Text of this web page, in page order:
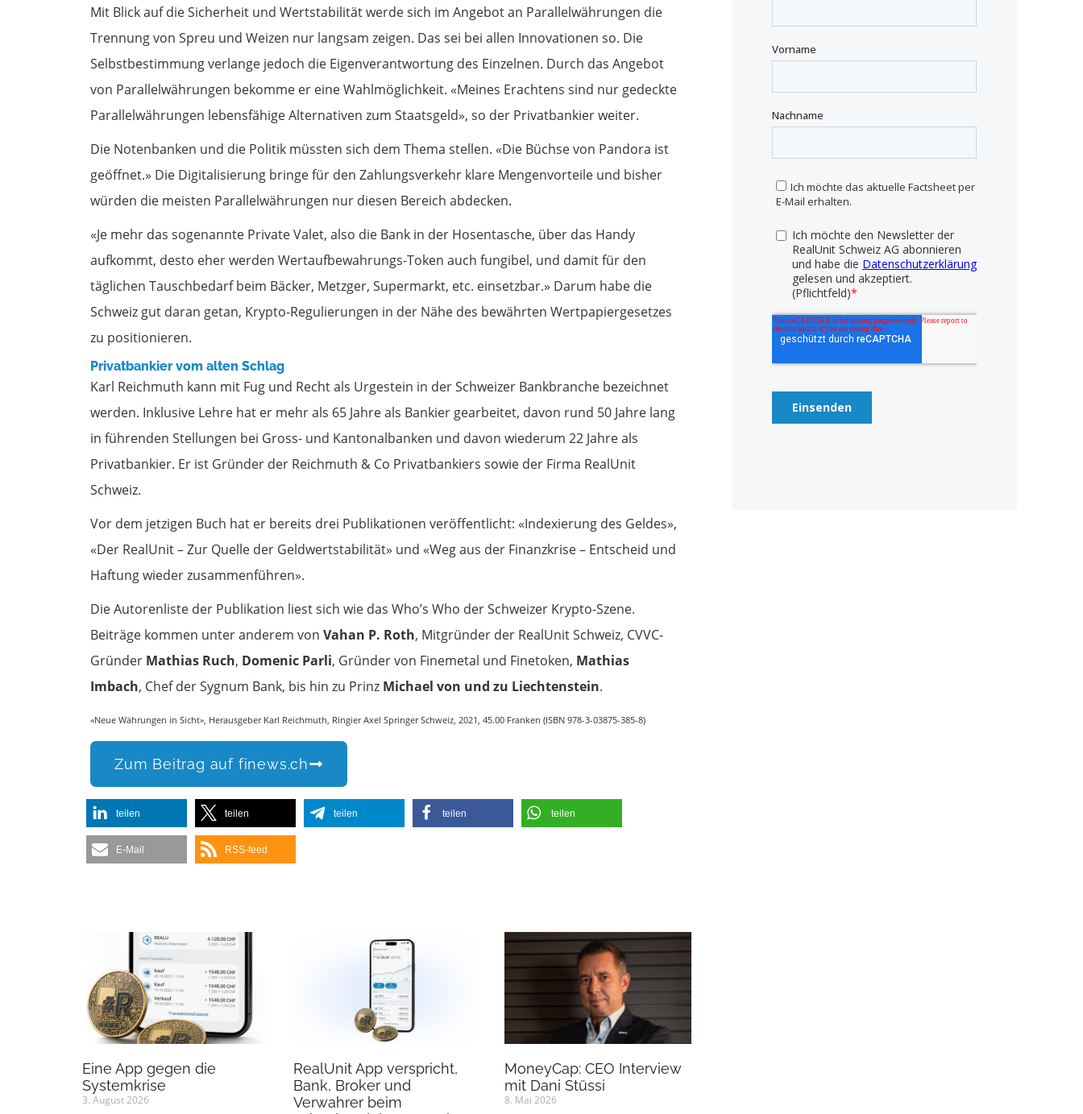
Mit Blick auf die Sicherheit und Wertstabilität werde sich im Angebot an Parallelwährungen die
Trennung von Spreu und Weizen nur langsam zeigen. Das sei bei allen Innovationen so. Die
Selbstbestimmung verlange jedoch die Eigenverantwortung des Einzelnen. Durch das Angebot
von Parallelwährungen bekomme er eine Wahlmöglichkeit. «Meines Erachtens sind nur gedeckte
Parallelwährungen lebensfähige Alternativen zum Staatsgeld», so der Privatbankier weiter.
Die Notenbanken und die Politik müssten sich dem Thema stellen. «Die Büchse von Pandora ist
geöffnet.» Die Digitalisierung bringe für den Zahlungsverkehr klare Mengenvorteile und bisher
würden die meisten Parallelwährungen nur diesen Bereich abdecken.
«Je mehr das sogenannte Private Valet, also die Bank in der Hosentasche, über das Handy
aufkommt, desto eher werden Wertaufbewahrungs-Token auch fungibel, und damit für den
täglichen Tauschbedarf beim Bäcker, Metzger, Supermarkt, etc. einsetzbar.» Darum habe die
Schweiz gut daran getan, Krypto-Regulierungen in der Nähe des bewährten Wertpapiergesetzes
zu positionieren.
Privatbankier vom alten Schlag
Karl Reichmuth kann mit Fug und Recht als Urgestein in der Schweizer Bankbranche bezeichnet
werden. Inklusive Lehre hat er mehr als 65 Jahre als Bankier gearbeitet, davon rund 50 Jahre lang
in führenden Stellungen bei Gross- und Kantonalbanken und davon wiederum 22 Jahre als
Privatbankier. Er ist Gründer der Reichmuth & Co Privatbankiers sowie der Firma RealUnit
Schweiz.
Vor dem jetzigen Buch hat er bereits drei Publikationen veröffentlicht: «Indexierung des Geldes»,
«Der RealUnit – Zur Quelle der Geldwertstabilität» und «Weg aus der Finanzkrise – Entscheid und
Haftung wieder zusammenführen».
Die Autorenliste der Publikation liest sich wie das Who’s Who der Schweizer Krypto-Szene.
Beiträge kommen unter anderem von Vahan P. Roth, Mitgründer der RealUnit Schweiz, CVVC-
Gründer Mathias Ruch, Domenic Parli, Gründer von Finemetal und Finetoken, Mathias
Imbach, Chef der Sygnum Bank, bis hin zu Prinz Michael von und zu Liechtenstein.
«Neue Währungen in Sicht», Herausgeber Karl Reichmuth, Ringier Axel Springer Schweiz, 2021, 45.00 Franken (ISBN 978-3-03875-385-8)
Zum Beitrag auf finews.ch
teilen teilen teilen teilen teilen
E-Mail RSS-feed
Eine App gegen die
Systemkrise
3. August 2026
RealUnit App verspricht,
Bank, Broker und
Verwahrer beim
MoneyCap: CEO Interview
mit Dani Stüssi
8. Mai 2026